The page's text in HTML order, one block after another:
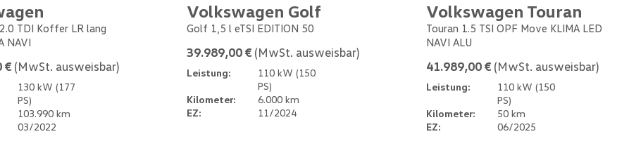
TDI Koffer LR lang
NAVI
€ (MwSt. ausweisbar)
130 kW (177
PS)
103.990 km
03/2022
Volkswagen Golf
Golf 1,5 l eTSI EDITION 50
39.989,00 € (MwSt. ausweisbar)
Leistung:
110 kW (150
PS)
Kilometer:
6.000 km
EZ:
11/2024
Volkswagen Touran
Touran 1.5 TSI OPF Move KLIMA LED
NAVI ALU
41.989,00 € (MwSt. ausweisbar)
Leistung:
110 kW (150
PS)
Kilometer:
50 km
EZ:
06/2025